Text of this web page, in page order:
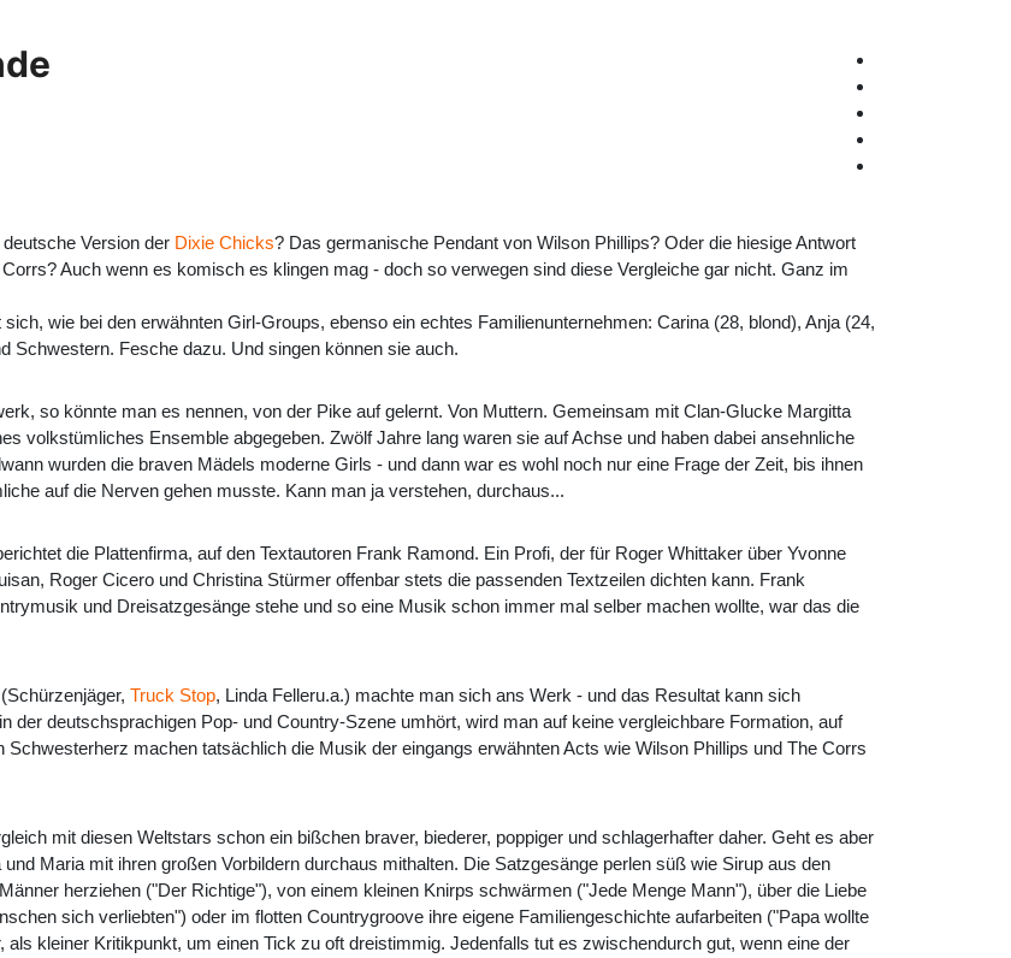
Version der Dixie Chicks? Das germanische Pendant von Wilson Phillips? Oder die hiesige Antwort
Auch wenn es komisch es klingen mag - doch so verwegen sind diese Vergleiche gar nicht. Ganz im
wie bei den erwähnten Girl-Groups, ebenso ein echtes Familienunternehmen: Carina (28, blond), Anja (24,
Schwestern. Fesche dazu. Und singen können sie auch.
so könnte man es nennen, von der Pike auf gelernt. Von Muttern. Gemeinsam mit Clan-Glucke Margitta
volkstümliches Ensemble abgegeben. Zwölf Jahre lang waren sie auf Achse und haben dabei ansehnliche
wurden die braven Mädels moderne Girls - und dann war es wohl noch nur eine Frage der Zeit, bis ihnen
auf die Nerven gehen musste. Kann man ja verstehen, durchaus...
die Plattenfirma, auf den Textautoren Frank Ramond. Ein Profi, der für Roger Whittaker über Yvonne
Roger Cicero und Christina Stürmer offenbar stets die passenden Textzeilen dichten kann. Frank
und Dreisatzgesänge stehe und so eine Musik schon immer mal selber machen wollte, war das die
Truck Stop, Linda Felleru.a.) machte man sich ans Werk - und das Resultat kann sich
der deutschsprachigen Pop- und Country-Szene umhört, wird man auf keine vergleichbare Formation, auf
machen tatsächlich die Musik der eingangs erwähnten Acts wie Wilson Phillips und The Corrs
mit diesen Weltstars schon ein bißchen braver, biederer, poppiger und schlagerhafter daher. Geht es aber
Maria mit ihren großen Vorbildern durchaus mithalten. Die Satzgesänge perlen süß wie Sirup aus den
herziehen ("Der Richtige"), von einem kleinen Knirps schwärmen ("Jede Menge Mann"), über die Liebe
sich verliebten") oder im flotten Countrygroove ihre eigene Familiengeschichte aufarbeiten ("Papa wollte
kleiner Kritikpunkt, um einen Tick zu oft dreistimmig. Jedenfalls tut es zwischendurch gut, wenn eine der